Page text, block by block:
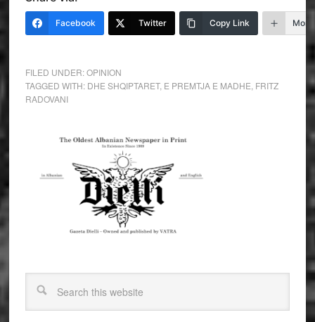
Facebook Twitter Copy Link More
FILED UNDER:OPINION
TAGGED WITH: DHE SHQIPTARET, E PREMTJA E MADHE FRITZ
RADOVANI